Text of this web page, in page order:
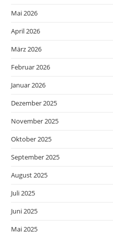
Mai 2026
April 2026
März 2026
Februar 2026
Januar 2026
Dezember 2025
November 2025
Oktober 2025
September 2025
August 2025
Juli 2025
Juni 2025
Mai 2025